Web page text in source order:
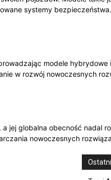
systemy
modele hybrydowe
w rozwój nowoczesnych
jej globalna obecność nadal
nowoczesnych